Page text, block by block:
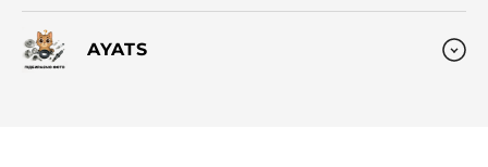
AYATS